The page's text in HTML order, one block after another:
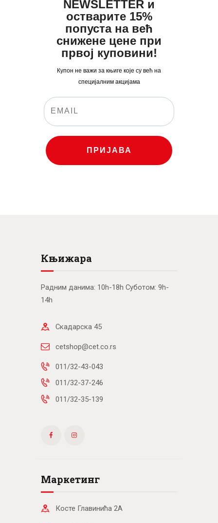
0
рсд.
рсд.
NEWSLETTER и
остварите 15%
попуста на већ
снижене цене при
првој куповини!
Купон не важи за књиге које су већ на
специјалним акцијама
ПРИЈАВА
Књижара
Радним данима: 10h-18h Суботом: 9h-
14h
Скадарска 45
cetshop@cet.co.rs
011/32-43-043
011/32-37-246
011/32-35-139
Маркетинг
Косте Главинића 2А